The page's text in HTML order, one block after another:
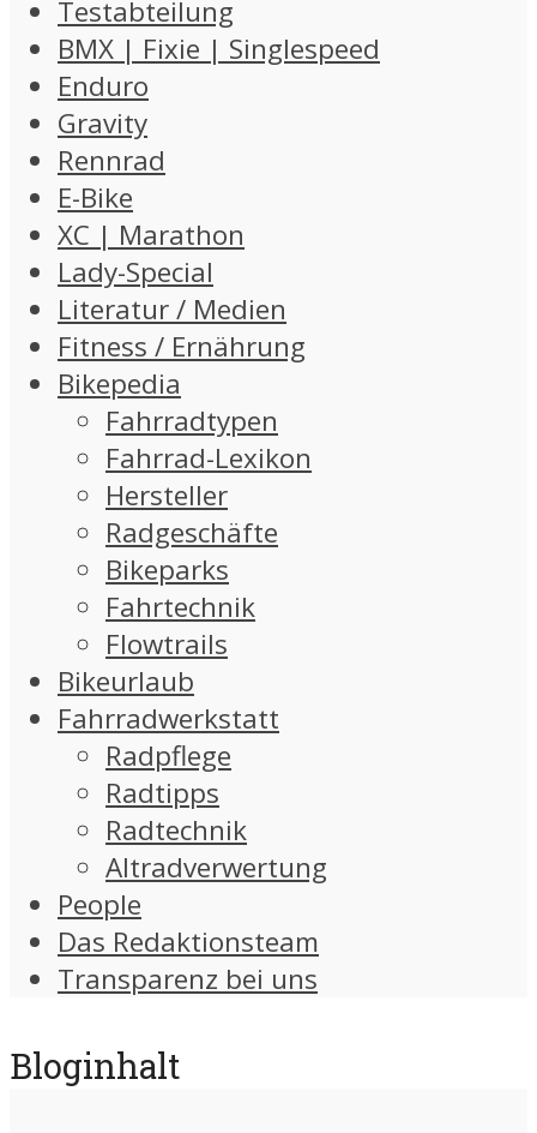
Testabteilung
BMX | Fixie | Singlespeed
Enduro
Gravity
Rennrad
E-Bike
XC | Marathon
Lady-Special
Literatur / Medien
Fitness / Ernährung
Bikepedia
Fahrradtypen
Fahrrad-Lexikon
Hersteller
Radgeschäfte
Bikeparks
Fahrtechnik
Flowtrails
Bikeurlaub
Fahrradwerkstatt
Radpflege
Radtipps
Radtechnik
Altradverwertung
People
Das Redaktionsteam
Transparenz bei uns
Bloginhalt